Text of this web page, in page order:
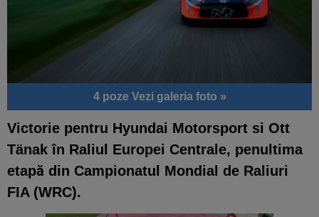
4 poze Vezi galeria foto »
Victorie pentru Hyundai Motorsport si Ott
Tänak în Raliul Europei Centrale, penultima
etapă din Campionatul Mondial de Raliuri
FIA (WRC).